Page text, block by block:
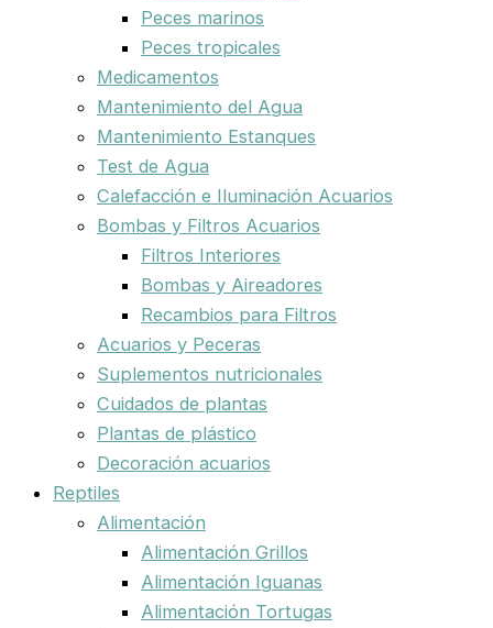
Peces marinos
Peces tropicales
Medicamentos
Mantenimiento del Agua
Mantenimiento Estanques
Test de Agua
Calefacción e Iluminación Acuarios
Bombas y Filtros Acuarios
Filtros Interiores
Bombas y Aireadores
Recambios para Filtros
Acuarios y Peceras
Suplementos nutricionales
Cuidados de plantas
Plantas de plástico
Decoración acuarios
Reptiles
Alimentación
Alimentación Grillos
Alimentación Iguanas
Alimentación Tortugas